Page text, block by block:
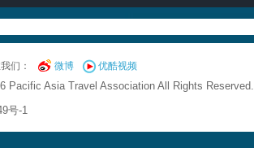
们： 微博 优酷视频
Pacific Asia Travel Association All Rights Reserved.
号-1